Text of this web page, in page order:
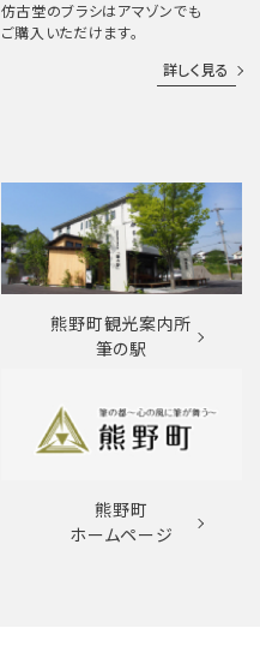
仿古堂のブラシはアマゾンでも
ご購入いただけます。
詳しく見る
熊野町観光案内所
筆の駅
熊野町
ホームページ